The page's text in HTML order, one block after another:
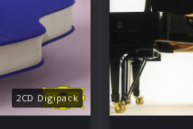
2CD Digipack